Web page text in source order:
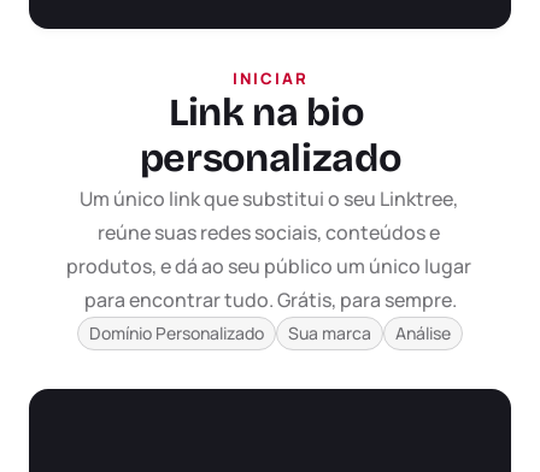
INICIAR
Link na bio
personalizado
Um único link que substitui o seu Linktree,
reúne suas redes sociais, conteúdos e
produtos, e dá ao seu público um único lugar
para encontrar tudo. Grátis, para sempre.
Domínio Personalizado Sua marca Análise